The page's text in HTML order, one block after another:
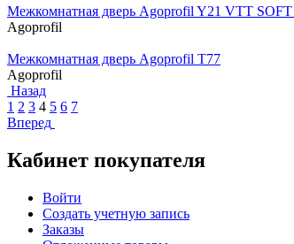
Межкомнатная дверь Agoprofil Y21 VTT
Agoprofil
Межкомнатная дверь Agoprofil T77
Agoprofil
Назад
1 2 3 4 5 6 7
Вперед
Кабинет покупателя
Войти
Создать учетную запись
Заказы